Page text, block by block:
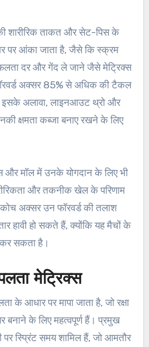
शारीरिक ताकत और सेट-पिस के
पर आंका जाता है, जैसे कि स्क्रम
दर और गेंद ले जाने जैसे मेट्रिक्स
अक्सर 85% से अधिक की टैकल
इसके अलावा, लाइनआउट थ्रो और
क्षमता कब्जा बनाए रखने के लिए
और मॉल में उनके योगदान के लिए भी
और तकनीक खेल के परिणाम
अक्सर उन फॉरवर्ड की तलाश
हावी हो सकते हैं, क्योंकि यह मैचों के
कर सकता है।
मेट्रिक्स
के आधार पर मापा जाता है, जो रक्षा
बनाने के लिए महत्वपूर्ण हैं। प्रमुख
स्प्रिंट समय शामिल हैं, जो आमतौर